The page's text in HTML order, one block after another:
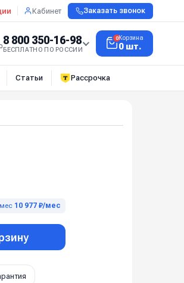
Кабинет Заказать звонок
8 800 350-16-98
БЕСПЛАТНО ПО РОССИИ
0Корзина
0 шт.
Статьи Рассрочка
10 977 ₽/мес